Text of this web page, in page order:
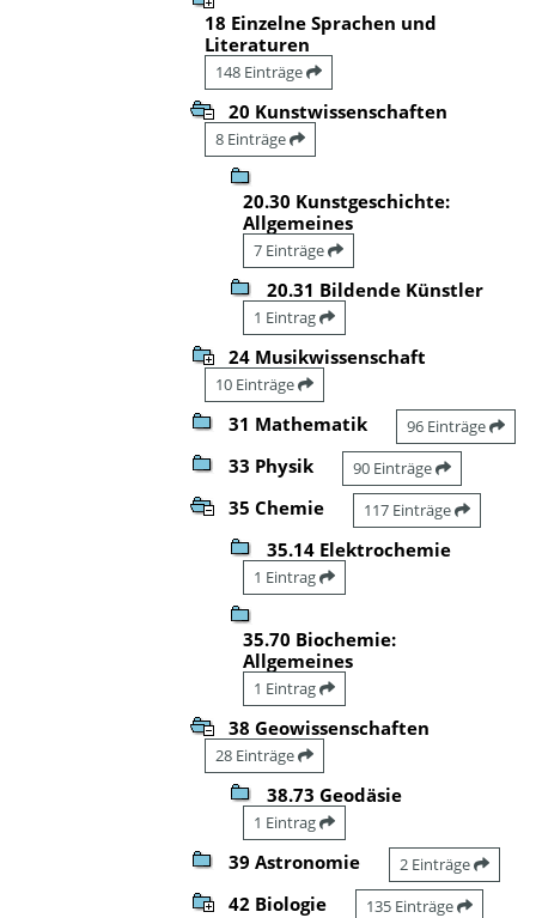
18 Einzelne Sprachen und
Literaturen
148 Einträge
20 Kunstwissenschaften
8 Einträge
20.30 Kunstgeschichte:
Allgemeines
7 Einträge
20.31 Bildende Künstler
1 Eintrag
24 Musikwissenschaft
10 Einträge
31 Mathematik 96 Einträge
33 Physik 90 Einträge
35 Chemie 117 Einträge
35.14 Elektrochemie
1 Eintrag
35.70 Biochemie:
Allgemeines
1 Eintrag
38 Geowissenschaften
28 Einträge
38.73 Geodäsie
1 Eintrag
39 Astronomie 2 Einträge
42 Biologie 135 Einträge